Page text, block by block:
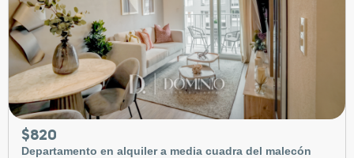
$820
Departamento en alquiler a media cuadra del malecón